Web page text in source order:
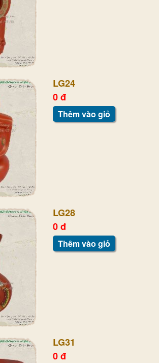
LG24
0 đ
Thêm vào giỏ
LG28
0 đ
Thêm vào giỏ
LG31
0 đ